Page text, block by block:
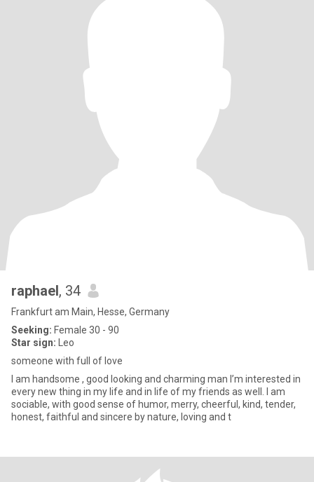
raphael, 34
Frankfurt am Main, Hesse, Germany
Seeking: Female 30 - 90
Star sign: Leo
someone with full of love
I am handsome , good looking and charming man I’m interested in
every new thing in my life and in life of my friends as well. I am
sociable, with good sense of humor, merry, cheerful, kind, tender,
honest, faithful and sincere by nature, loving and t